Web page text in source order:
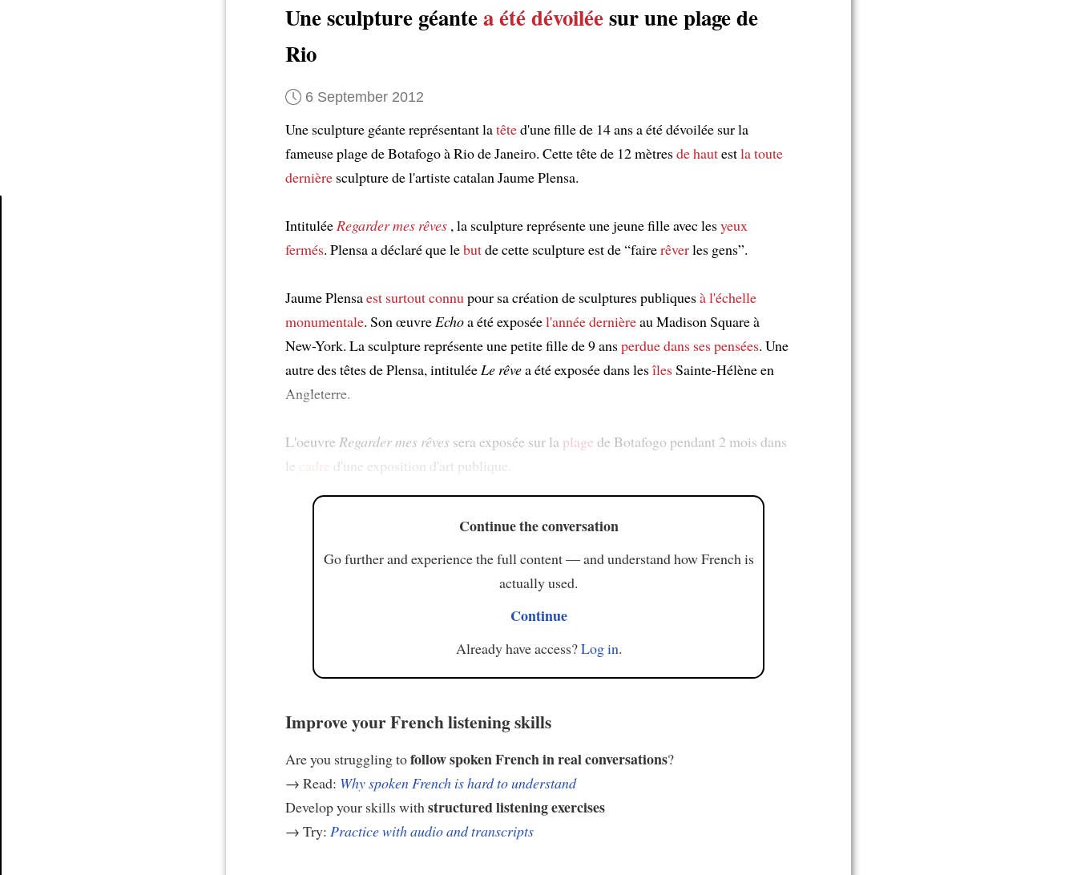
Une sculpture géantea été dévoiléesur une plage de
Rio
6 September 2012
Une sculpture géante représentant latêted'une fille de 14 ans a été dévoilée sur la
fameuse plage de Botafogo à Rio de Janeiro. Cette tête de 12 mètresde hautestla toute
dernière sculpture de l'artiste catalan Jaume Plensa.
IntituléeRegarder mes rêves , la sculpture représente une jeune fille avec lesyeux
fermés. Plensa a déclaré que lebutde cette sculpture est de “fairerêverles gens”.
Jaume Plensaest surtout connupour sa création de sculptures publiquesà l'échelle
monumentale. Son œuvreEchoa été exposéel'année dernièreau Madison Square à
New-York. La sculpture représente une petite fille de 9 ansperdue dans ses pensées. Une
autre des têtes de Plensa, intituléeLe rêvea été exposée dans lesîlesSainte-Hélène en
Angleterre.
L'oeuvre Regarder mes rêves sera exposée sur la plage de Botafogo pendant 2 mois dans
le cadre d'une exposition d'art publique.
Continue the conversation
Go further and experience the full content — and understand how French is
actually used.
Continue
Already have access?Log in.
Improve your French listening skills
Are you struggling tofollow spoken French in real conversations?
→ Read: Why spoken French is hard to understand
Develop your skills withstructured listening exercises
→ Try: Practice with audio and transcripts